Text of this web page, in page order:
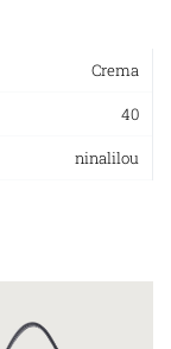
Crema
40
ninalilou